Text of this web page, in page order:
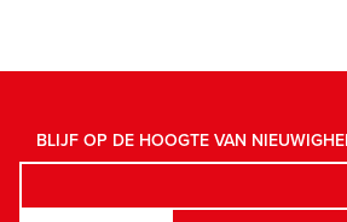
BLIJF OP DE HOOGTE VAN